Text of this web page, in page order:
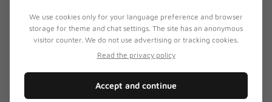
SYMPTÔME
Les écouteurs NL21 ne se rechargent pas dans leur
boîtier. Les écouteurs fonctionnaient normalement
avant, mais maintenant le boîtier ne recharge plus
les écouteurs, ou le boîtier lui-même ne se
We use cookies only for your language preference and browser
storage for theme and chat settings. The site has an anonymous
visitor counter. We do not use advertising or tracking cookies.
Read the privacy policy
Accept and continue